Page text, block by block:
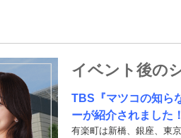
イベント後の
TBS『マツコの知ら
ーが紹介されました！
有楽町は新橋、銀座、東